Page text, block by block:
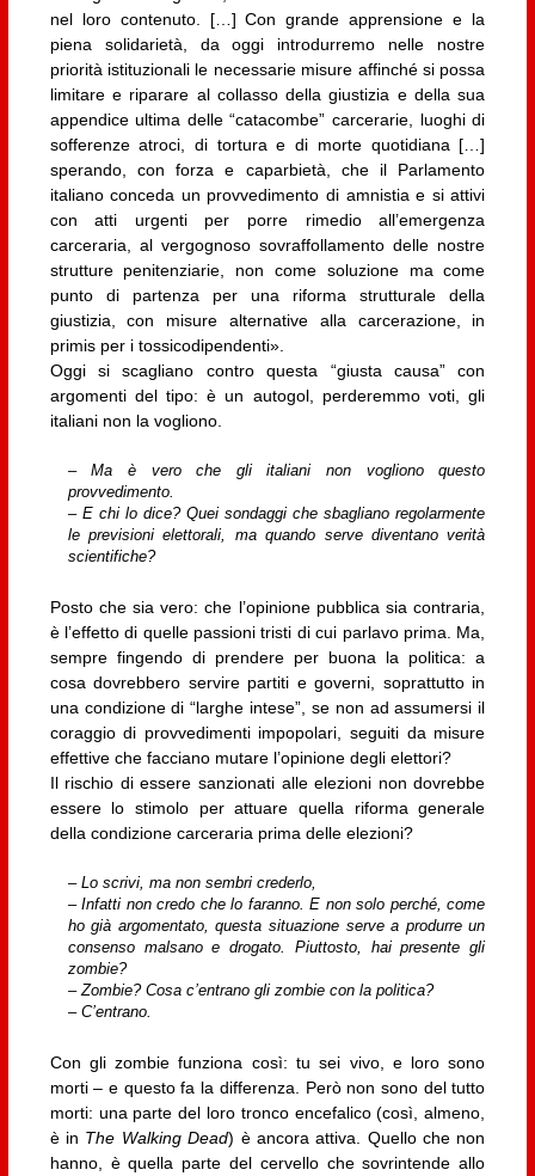
nel loro contenuto. […] Con grande apprensione e la
piena solidarietà, da oggi introdurremo nelle nostre
priorità istituzionali le necessarie misure affinché si possa
limitare e riparare al collasso della giustizia e della sua
appendice ultima delle “catacombe” carcerarie, luoghi di
sofferenze atroci, di tortura e di morte quotidiana […]
sperando, con forza e caparbietà, che il Parlamento
italiano conceda un provvedimento di amnistia e si attivi
con atti urgenti per porre rimedio all’emergenza
carceraria, al vergognoso sovraffollamento delle nostre
strutture penitenziarie, non come soluzione ma come
punto di partenza per una riforma strutturale della
giustizia, con misure alternative alla carcerazione, in
primis per i tossicodipendenti».
Oggi si scagliano contro questa “giusta causa” con
argomenti del tipo: è un autogol, perderemmo voti, gli
italiani non la vogliono.
– Ma è vero che gli italiani non vogliono questo
provvedimento.
– E chi lo dice? Quei sondaggi che sbagliano regolarmente
le previsioni elettorali, ma quando serve diventano verità
scientifiche?
Posto che sia vero: che l’opinione pubblica sia contraria,
è l’effetto di quelle passioni tristi di cui parlavo prima. Ma,
sempre fingendo di prendere per buona la politica: a
cosa dovrebbero servire partiti e governi, soprattutto in
una condizione di “larghe intese”, se non ad assumersi il
coraggio di provvedimenti impopolari, seguiti da misure
effettive che facciano mutare l’opinione degli elettori?
Il rischio di essere sanzionati alle elezioni non dovrebbe
essere lo stimolo per attuare quella riforma generale
della condizione carceraria prima delle elezioni?
– Lo scrivi, ma non sembri crederlo,
– Infatti non credo che lo faranno. E non solo perché, come
ho già argomentato, questa situazione serve a produrre un
consenso malsano e drogato. Piuttosto, hai presente gli
zombie?
– Zombie? Cosa c’entrano gli zombie con la politica?
– C’entrano.
Con gli zombie funziona così: tu sei vivo, e loro sono
morti – e questo fa la differenza. Però non sono del tutto
morti: una parte del loro tronco encefalico (così, almeno,
è in The Walking Dead) è ancora attiva. Quello che non
hanno, è quella parte del cervello che sovrintende allo